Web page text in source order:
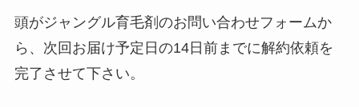
頭がジャングル育毛剤のお問い合わせフォームか
ら、次回お届け予定日の14日前までに解約依頼を
完了させて下さい。